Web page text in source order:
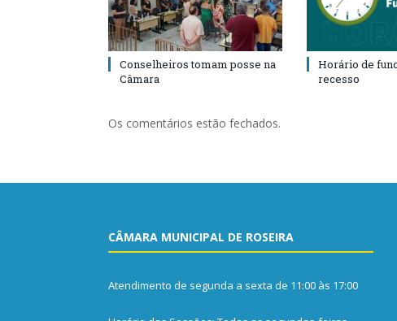
Conselheiros tomam posse na
Câmara
Horário de
recesso
Os comentários estão fechados.
CÂMARA MUNICIPAL DE ROSEIRA
Atendimento de segunda a sexta de 11:00 às 17:00